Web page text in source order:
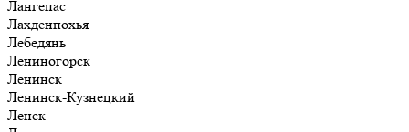
Лангепас
Лахденпохья
Лебедянь
Лениногорск
Ленинск
Ленинск-Кузнецкий
Ленск